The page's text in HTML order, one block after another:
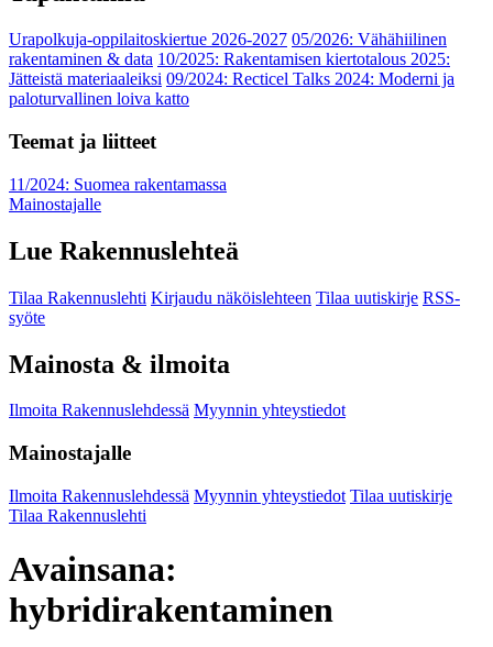
Urapolkuja-oppilaitoskiertue 2026-2027 05/2026: Vähähiilinen
rakentaminen & data 10/2025: Rakentamisen kiertotalous 2025:
Jätteistä materiaaleiksi 09/2024: Recticel Talks 2024: Moderni ja
paloturvallinen loiva katto
Teemat ja liitteet
11/2024: Suomea rakentamassa
Mainostajalle
Lue Rakennuslehteä
Tilaa Rakennuslehti Kirjaudu näköislehteen Tilaa uutiskirje RSS-
syöte
Mainosta & ilmoita
Ilmoita Rakennuslehdessä Myynnin yhteystiedot
Mainostajalle
Ilmoita Rakennuslehdessä Myynnin yhteystiedot Tilaa uutiskirje
Tilaa Rakennuslehti
Avainsana:
hybridirakentaminen